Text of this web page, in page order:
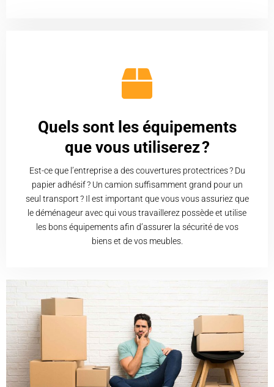
Quels sont les équipements
que vous utiliserez ?
Est-ce que l’entreprise a des couvertures protectrices ? Du
papier adhésif ? Un camion suffisamment grand pour un
seul transport ? Il est important que vous vous assuriez que
le déménageur avec qui vous travaillerez possède et utilise
les bons équipements afin d’assurer la sécurité de vos
biens et de vos meubles.